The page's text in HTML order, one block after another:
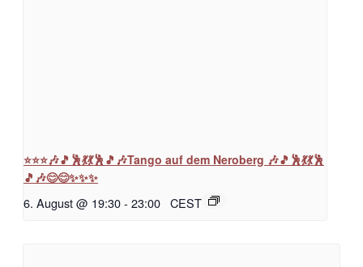
⭐⭐⭐🎶🎵🕺💃💃🕺🎵🎶Tango auf dem Neroberg 🎶🎵🕺💃💃🕺
🎵🎶😊😊✨✨✨
6. August @ 19:30- 23:00 CEST